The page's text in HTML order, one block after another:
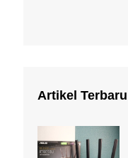
Artikel Terbaru